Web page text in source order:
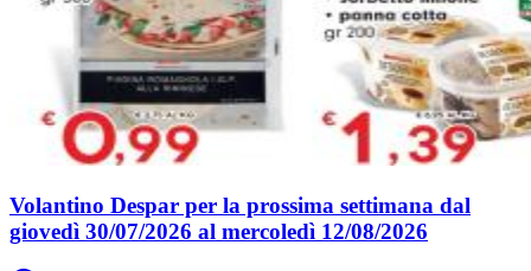
Volantino Despar per la prossima settimana dal
giovedì 30/07/2026 al mercoledì 12/08/2026